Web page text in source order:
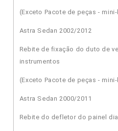
(Exceto Pacote de peças -
Astra Sedan 2002/2012
Rebite de fixação do duto de
instrumentos
(Exceto Pacote de peças -
Astra Sedan 2000/2011
Rebite do defletor do painel